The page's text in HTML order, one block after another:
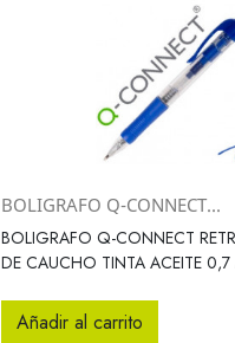
Vista
BOLIGRAFO Q-CONNECT...
BOLIGRAFO Q-CONNECT
DE CAUCHO TINTA ACEITE
Añadir al carrito